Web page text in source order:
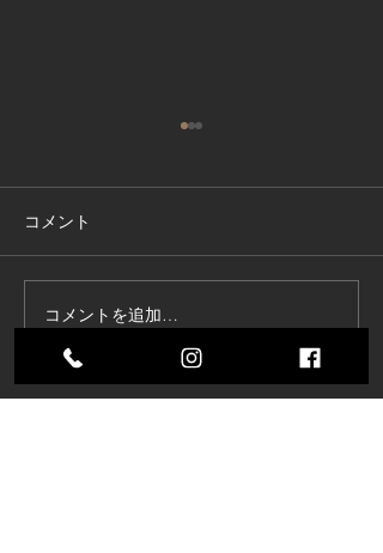
東京商工リサーチ様推
奨、「ALEVEL優良企業ガ
イド2026」に掲載頂きま
した！〜3年連続 厳選さ
コメント
コメントを追加…